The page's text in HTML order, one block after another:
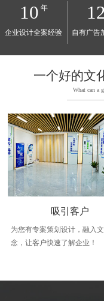
10 年
企业设计全案经验
12
自有广告
一个好的文
What can a
吸引客户
为您有专案策划设计，融入
念，让客户快速了解企业！